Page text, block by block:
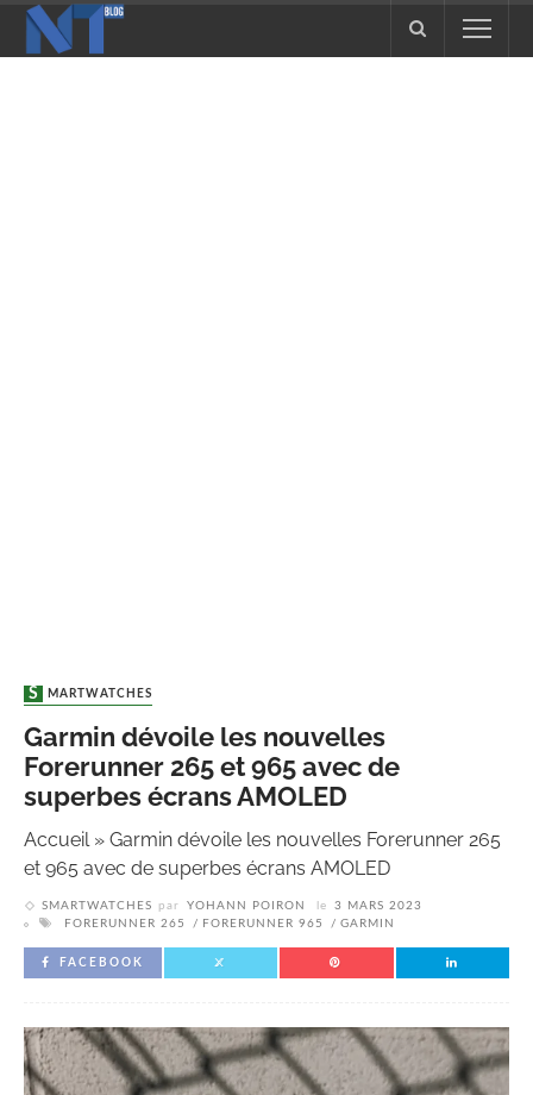
SMARTWATCHES
Garmin dévoile les nouvelles
Forerunner 265 et 965 avec de
superbes écrans AMOLED
Accueil» Garmin dévoile les nouvelles Forerunner 265
et 965 avec de superbes écrans AMOLED
SMARTWATCHES par YOHANN POIRON le
3 MARS 2023
FORERUNNER 265
FORERUNNER 965 GARMIN
FACEBOOK